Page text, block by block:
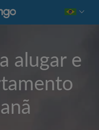
alugar e